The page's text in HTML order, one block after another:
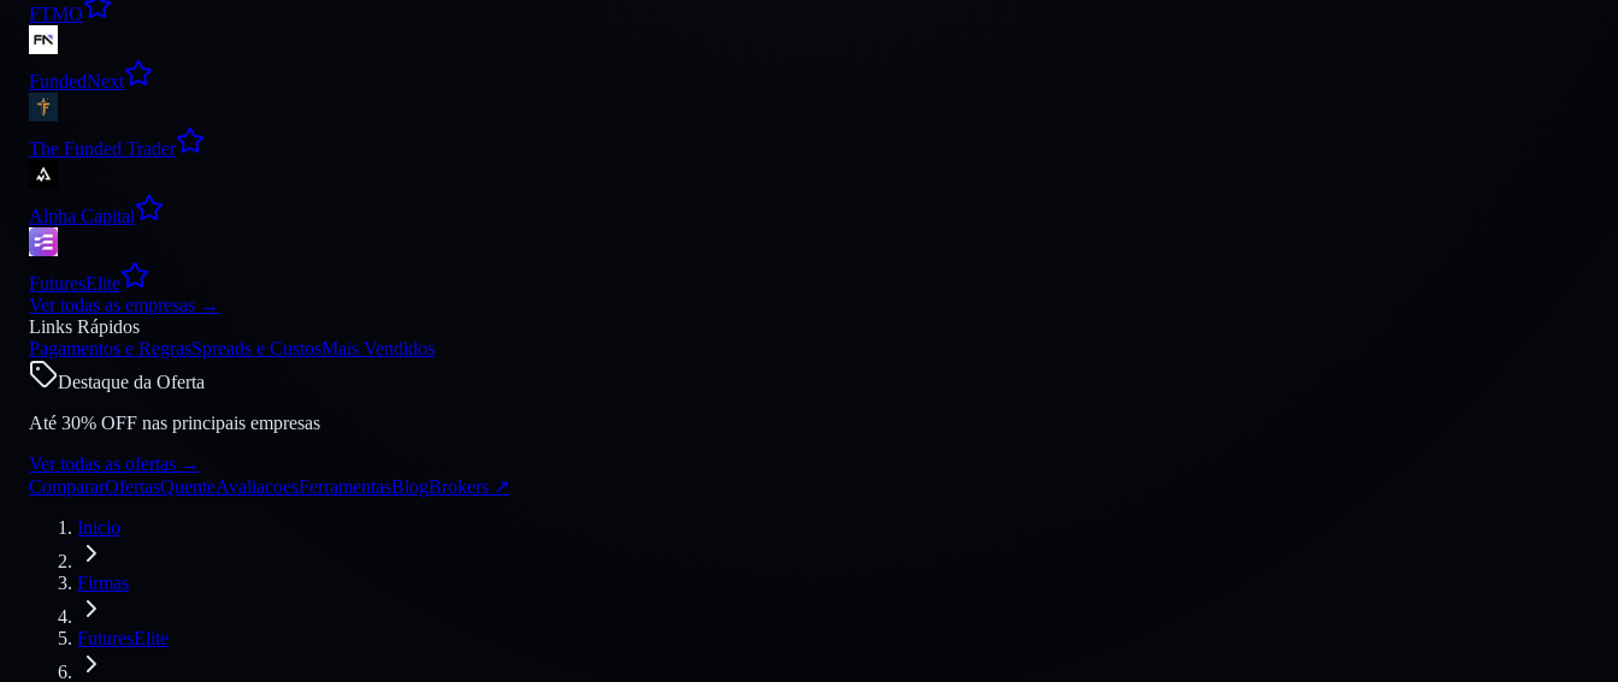
FTMO
FundedNext
The Funded Trader
Alpha Capital
FuturesElite
Ver todas as empresas →
Links Rápidos
Pagamentos e RegrasSpreads e CustosMais Vendidos
Destaque da Oferta
Até 30% OFF nas principais empresas
Ver todas as ofertas →
CompararOfertasQuenteAvaliacoesFerramentasBlogBrokers ↗
Inicio
Firmas
FuturesElite